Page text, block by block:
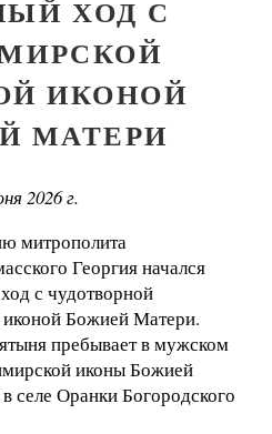
ХОД С
ИКОНОЙ
МАТЕРИ
2026 г.
митрополита
Георгия начался
с чудотворной
Божией Матери.
пребывает в мужском
иконы Божией
селе Оранки Богородского